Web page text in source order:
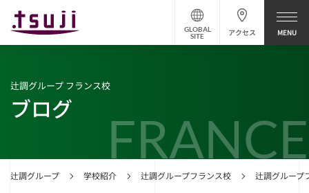
アクセス
GLOBAL
SITE
FRANCE
辻調グループ 学校紹介 辻調グループフランス校 辻調グループ
辻調グループ フランス校
ブログ